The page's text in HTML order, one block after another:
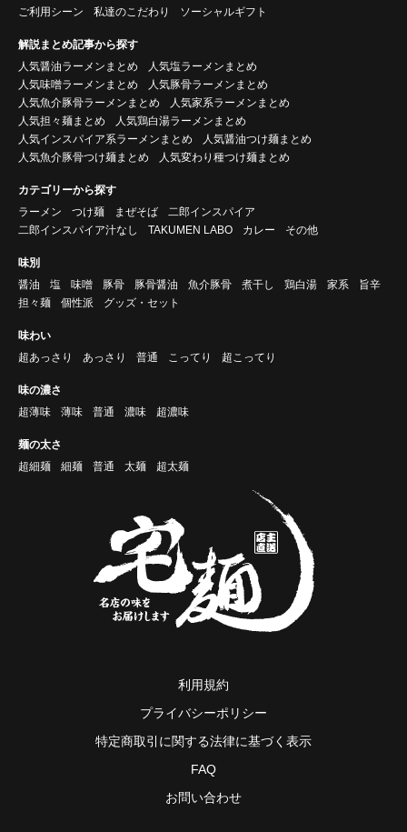
ご利用シーン
私達のこだわり ソーシャルギフト
解説まとめ記事から探す
人気醤油ラーメンまとめ
人気塩ラーメンまとめ
人気味噌ラーメンまとめ
人気豚骨ラーメンまとめ
人気魚介豚骨ラーメンまとめ
人気家系ラーメンまとめ
人気担々麺まとめ
人気鶏白湯ラーメンまとめ
人気インスパイア系ラーメンまとめ
人気醤油つけ麺まとめ
人気魚介豚骨つけ麺まとめ
人気変わり種つけ麺まとめ
カテゴリーから探す
ラーメン
つけ麺 まぜそば
二郎インスパイア
二郎インスパイア汁なし
TAKUMEN LABO カレー その他
味別
醤油
塩 味噌 豚骨 豚骨醤油 魚介豚骨 煮干し 鶏白湯 家系
旨辛
担々麺
個性派 グッズ・セット
味わい
超あっさり
あっさり 普通 こってり 超こってり
味の濃さ
超薄味
薄味 普通 濃味 超濃味
麺の太さ
超細麺
細麺 普通 太麺 超太麺
利用規約
プライバシーポリシー
特定商取引に関する法律に基づく表示
FAQ
お問い合わせ